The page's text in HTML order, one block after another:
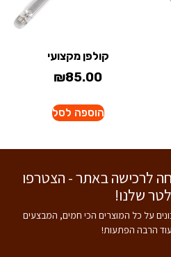
קולפן מקצועי
₪85.00
הוספה לסל
קופון של 5% הנחה לרכישה באתר - הצטרפו
שלנו!
על כל המוצרים הכי חמים, המבצעים
הרבה הפתעות!